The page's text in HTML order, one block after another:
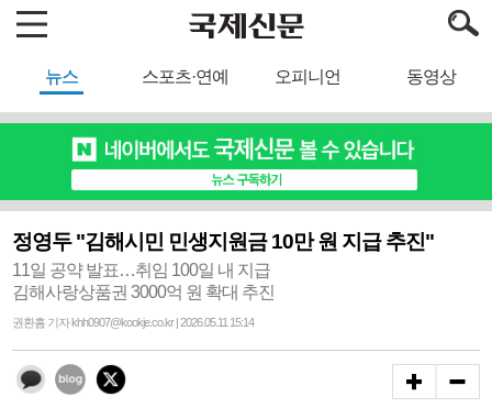
뉴스 스포츠·연예 오피니언 동영상
정영두 "김해시민 민생지원금 10만 원 지급 추진"
11일 공약 발표…취임 100일 내 지급
김해사랑상품권 3000억 원 확대 추진
권환흠 기자 khh0907@kookje.co.kr | 2026.05.11 15:14